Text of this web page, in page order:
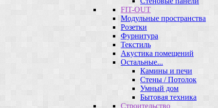
FIT-OUT
Модульные пространства
Розетки
Фурнитура
Текстиль
Акустика помещений
Остальные...
Камины и печи
Стены / Потолок
Умный дом
Бытовая техника
Строительство